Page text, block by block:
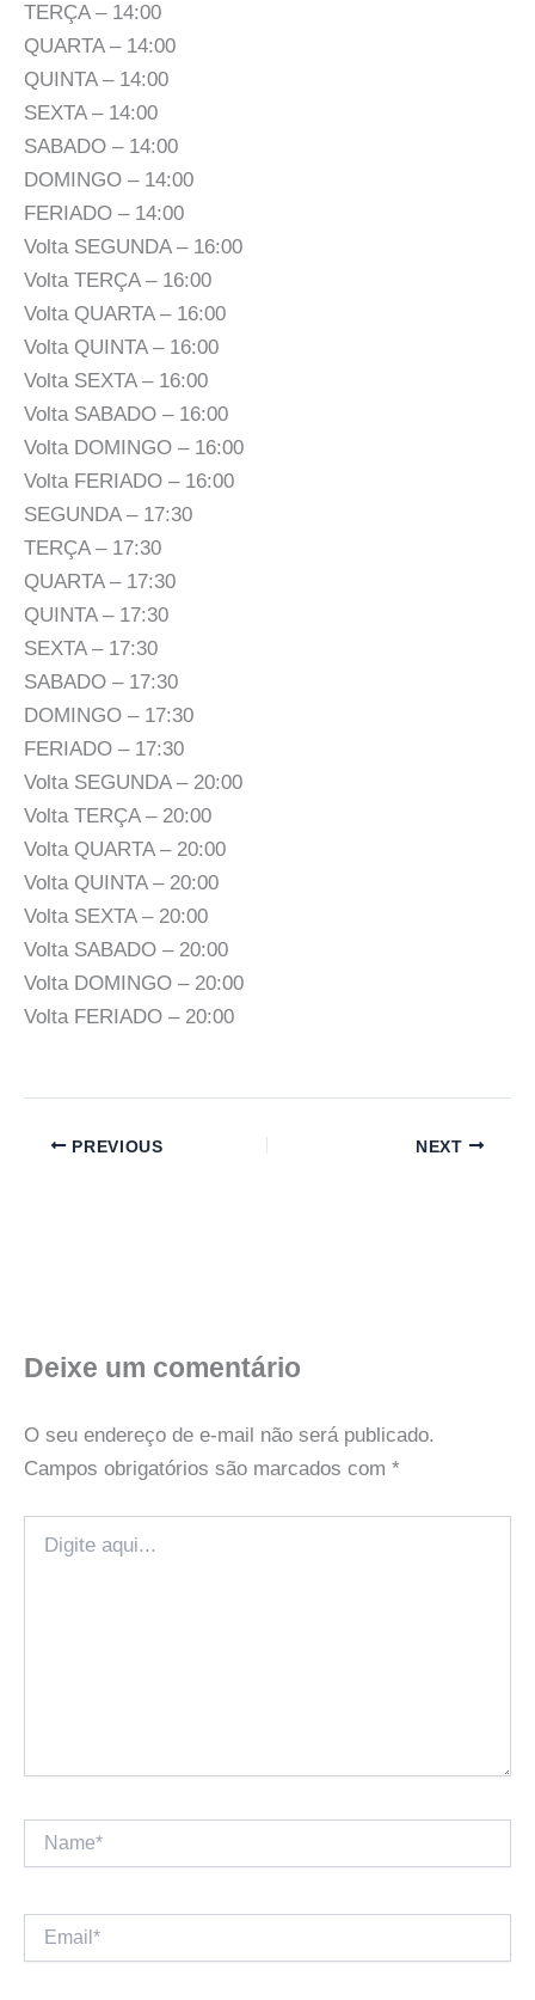
TERÇA – 14:00
QUARTA – 14:00
QUINTA – 14:00
SEXTA – 14:00
SABADO – 14:00
DOMINGO – 14:00
FERIADO – 14:00
Volta SEGUNDA – 16:00
Volta TERÇA – 16:00
Volta QUARTA – 16:00
Volta QUINTA – 16:00
Volta SEXTA – 16:00
Volta SABADO – 16:00
Volta DOMINGO – 16:00
Volta FERIADO – 16:00
SEGUNDA – 17:30
TERÇA – 17:30
QUARTA – 17:30
QUINTA – 17:30
SEXTA – 17:30
SABADO – 17:30
DOMINGO – 17:30
FERIADO – 17:30
Volta SEGUNDA – 20:00
Volta TERÇA – 20:00
Volta QUARTA – 20:00
Volta QUINTA – 20:00
Volta SEXTA – 20:00
Volta SABADO – 20:00
Volta DOMINGO – 20:00
Volta FERIADO – 20:00
PREVIOUS NEXT
Deixe um comentário
O seu endereço de e-mail não será publicado.
Campos obrigatórios são marcados com *
aqui...
Email*